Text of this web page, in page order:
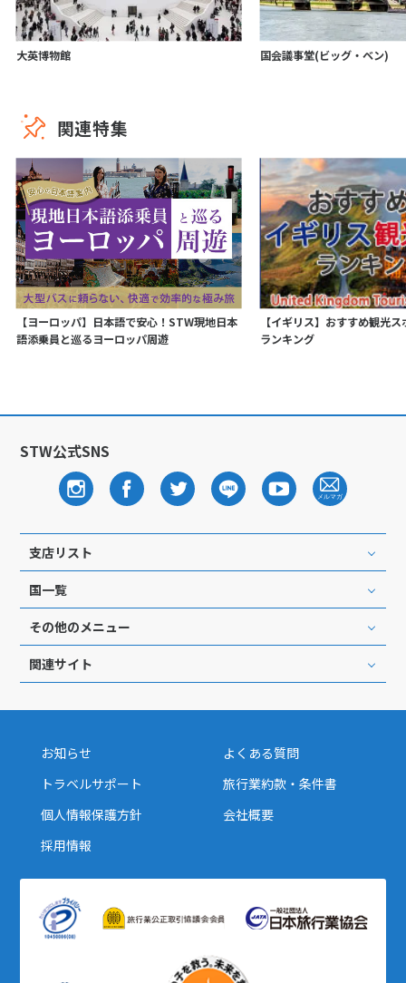
大英博物館 国会議事堂(ビッグ・ベン)
関連特集
【ヨーロッパ】日本語で安心！STW現地日本
語添乗員と巡るヨーロッパ周遊
【イギリス】おすすめ観光
ランキング
STW公式SNS
支店リスト
国一覧
その他のメニュー
関連サイト
お知らせ
よくある質問
トラベルサポート
旅行業約款・条件書
個人情報保護方針
会社概要
採用情報